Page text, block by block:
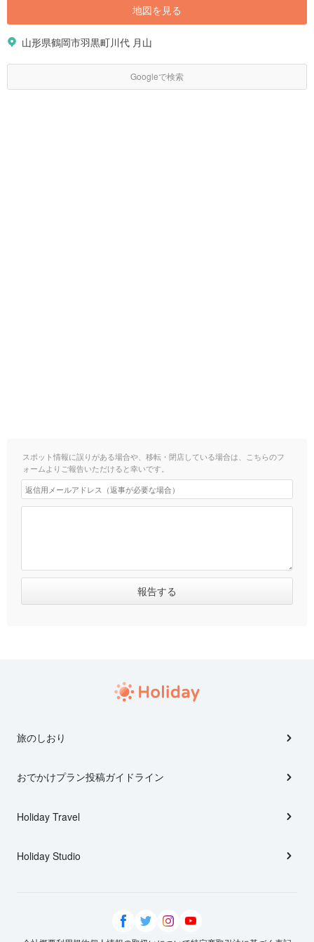
地図を見る
山形県鶴岡市羽黒町川代 月山
Googleで検索
スポット情報に誤りがある場合や、移転・閉店している場合は、こちらのフ
ォームよりご報告いただけると幸いです。
旅のしおり
おでかけプラン投稿ガイドライン
Holiday Travel
Holiday Studio